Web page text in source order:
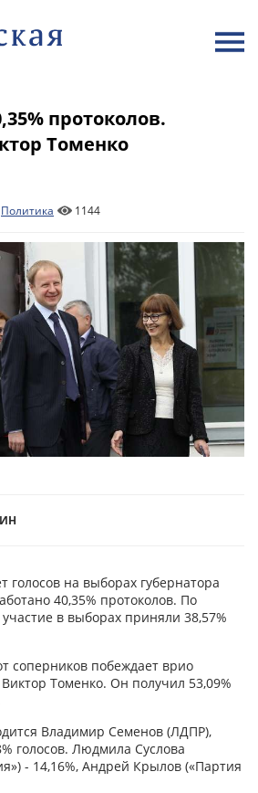
протоколов.
Томенко
Политика 1144
голосов на выборах губернатора
40,35% протоколов. По
в выборах приняли 38,57%
соперников побеждает врио
Томенко. Он получил 53,09%
Владимир Семенов (ЛДПР),
голосов. Людмила Суслова
- 14,16%, Андрей Крылов («Партия